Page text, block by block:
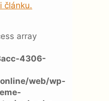
článku.
array
4306-
web/wp-